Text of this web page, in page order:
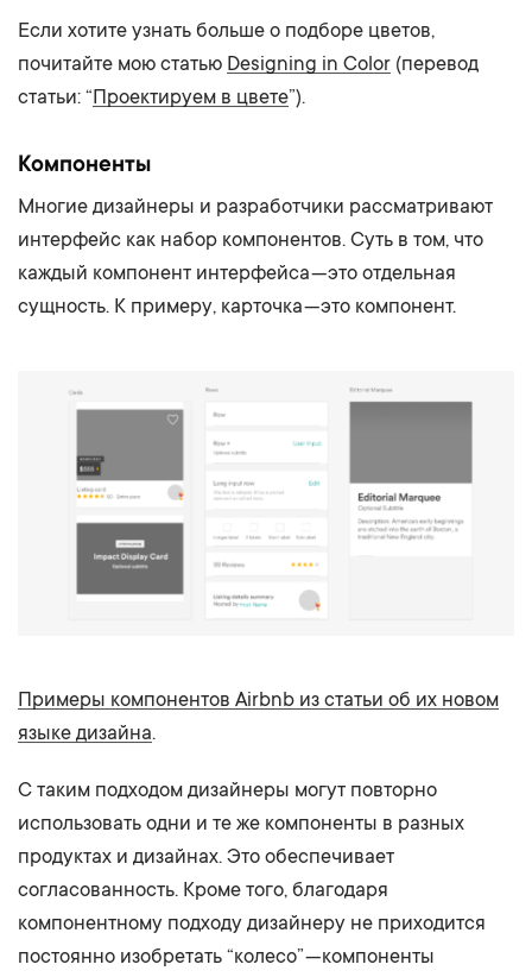
Если хотите узнать больше о подборе цветов,
почитайте мою статью Designing in Color (перевод
статьи: “ Проектируем в цвете”).
Компоненты
Многие дизайнеры и разработчики рассматривают
интерфейс как набор компонентов. Суть в том, что
каждый компонент интерфейса — это отдельная
сущность. К примеру, карточка — это компонент.
Примеры компонентов Airbnb из статьи об их новом
языке дизайна.
С таким подходом дизайнеры могут повторно
использовать одни и те же компоненты в разных
продуктах и дизайнах. Это обеспечивает
согласованность. Кроме того, благодаря
компонентному подходу дизайнеру не приходится
постоянно изобретать “колесо” — компоненты